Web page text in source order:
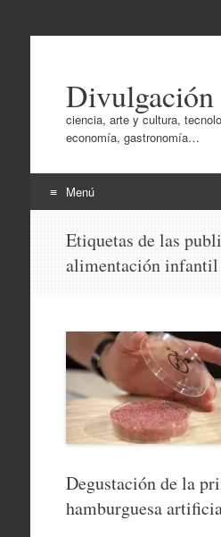
Divulgación
ciencia, arte y cultura,
economía, gastronomía…
Menú
contenido
Etiquetas de las
alimentación infantil
Degustación de la
hamburguesa